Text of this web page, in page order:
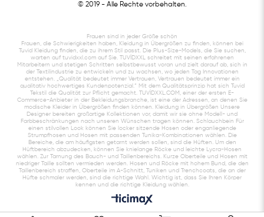
© 2019 - Alle Rechte vorbehalten.
Frauen sind in jeder Größe schön
Frauen, die Schwierigkeiten haben, Kleidung in Übergrößen zu finden, können bei
Tuvid Kleidung finden, die zu ihrem Stil passt. Die Plus-Size-Models, die Sie suchen,
warten auf tuvidxxl.com auf Sie. TUVİDXXL schreitet mit seinen erfahrenen
Mitarbeitern und stetigen Schritten selbstbewusst voran und zielt darauf ab, sich in
der Textilindustrie zu entwickeln und zu wachsen, wo jeden Tag Innovationen
entstehen. „Qualität bedeutet immer Vertrauen, Vertrauen bedeutet immer ein
qualitativ hochwertiges Kundenpotenzial.“ Mit dem Qualitätsprinzip hat sich Tuvid
Tekstil die Qualität zur Pflicht gemacht. TUVİDXXL.COM, einer der ersten E-
Commerce-Anbieter in der Bekleidungsbranche, ist eine der Adressen, an denen Sie
modische Kleider in Übergrößen finden können. Kleidung in Übergrößen Unsere
Designer bereiten großartige Kollektionen vor, damit wir sie ohne Modell- und
Farbbeschränkungen nach unseren Wünschen tragen können. Schlauchbein Für
einen stilvollen Look können Sie locker sitzende Hosen oder enganliegende
Strumpfhosen und Hosen mit passenden Tunika-Kombinationen wählen. Die
Bereiche, die am häufigsten getarnt werden sollen, sind die Hüften. Um den
Hüftbereich abzudecken, können Sie knielange Röcke und leichte Lycra-Hosen
wählen. Zur Tarnung des Bauch- und Taillenbereichs. Kurze Oberteile und Hosen mit
niedriger Taille sollten vermieden werden. Hosen und Röcke mit hohem Bund, die den
Taillenbereich straffen, Oberteile im A-Schnitt, Tuniken und Trenchcoats, die an der
Hüfte schmaler werden, sind die richtige Wahl. Wichtig ist, dass Sie Ihren Körper
kennen und die richtige Kleidung wählen.